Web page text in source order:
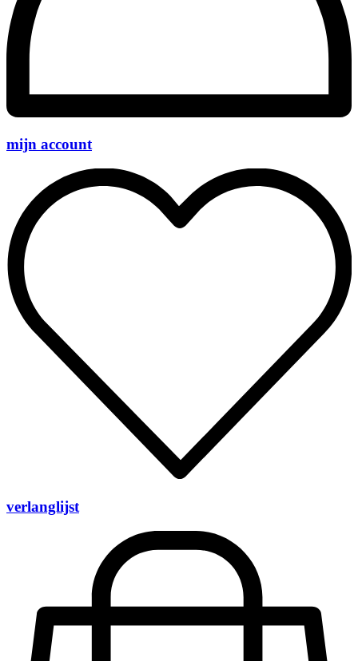
mijn account
verlanglijst